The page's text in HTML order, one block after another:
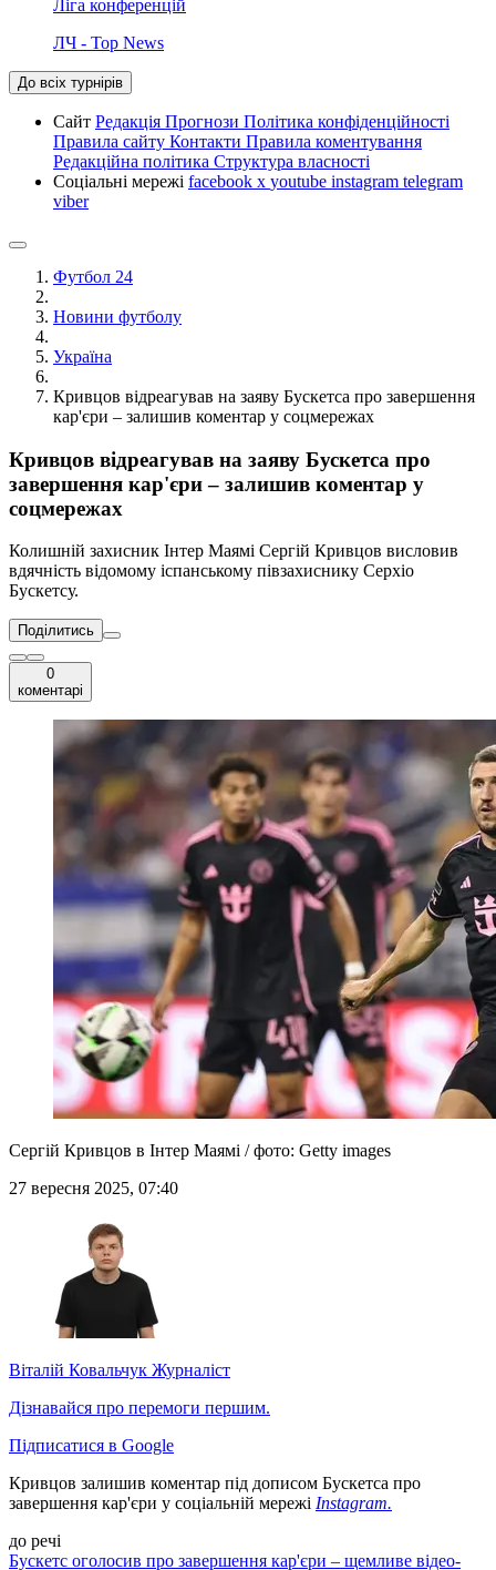
Ліга конференцій
ЛЧ - Top News
До всіх турнірів
Сайт Редакція Прогнози Політика конфіденційності
Правила сайту Контакти Правила коментування
Редакційна політика Структура власності
Соціальні мережі facebook x youtube instagram telegram
viber
Футбол 24
Новини футболу
Україна
Кривцов відреагував на заяву Бускетса про завершення
кар'єри – залишив коментар у соцмережах
Кривцов відреагував на заяву Бускетса про
завершення кар'єри – залишив коментар у
соцмережах
Колишній захисник Інтер Маямі Сергій Кривцов висловив
вдячність відомому іспанському півзахиснику Серхіо
Бускетсу.
Поділитись
0
коментарі
Сергій Кривцов в Інтер Маямі / фото: Getty images
27 вересня 2025, 07:40
Віталій Ковальчук Журналіст
Дізнавайся про перемоги першим.
Підписатися в Google
Кривцов залишив коментар під дописом Бускетса про
завершення кар'єри у соціальній мережі Instagram.
до речі
Бускетс оголосив про завершення кар'єри – щемливе відео-